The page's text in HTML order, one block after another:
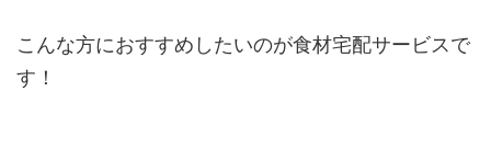
こんな方におすすめしたいのが食材宅配サービスで
す！